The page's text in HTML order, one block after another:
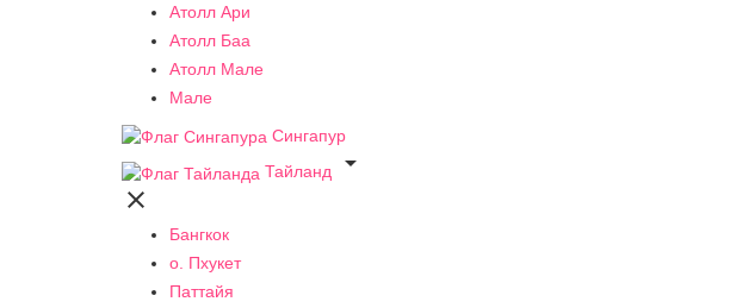
Атолл Ари
Атолл Баа
Атолл Мале
Мале
Сингапур
Тайланд


Бангкок
о. Пхукет
Паттайя